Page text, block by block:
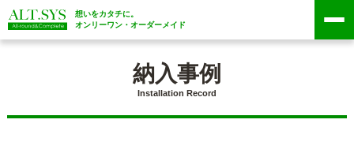
想いをカタチに。
オンリーワン・オーダーメイド
納入事例
Installation Record